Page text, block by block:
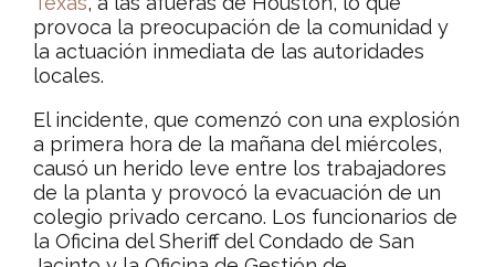
provoca la preocupación de la comunidad y
la actuación inmediata de las autoridades
locales.
El incidente, que comenzó con una explosión
a primera hora de la mañana del miércoles,
causó un herido leve entre los trabajadores
de la planta y provocó la evacuación de un
colegio privado cercano. Los funcionarios de
la Oficina del Sheriff del Condado de San